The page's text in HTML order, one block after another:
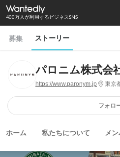
400万人が利用するビジネスSNS
募集 ストーリー
パロニム株式会
https://www.paronym.jp 東京
フォロ
ホーム 私たちについて メ